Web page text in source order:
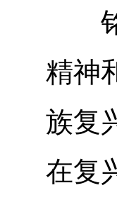
铭
精神
族复
在复